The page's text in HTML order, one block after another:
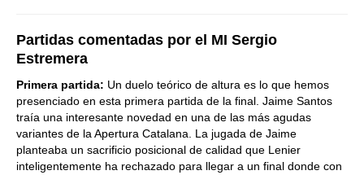
Partidas comentadas por el MI Sergio
Estremera
Primera partida: Un duelo teórico de altura es lo que hemos
presenciado en esta primera partida de la final. Jaime Santos
traía una interesante novedad en una de las más agudas
variantes de la Apertura Catalana. La jugada de Jaime
planteaba un sacrificio posicional de calidad que Lenier
inteligentemente ha rechazado para llegar a un final donde con